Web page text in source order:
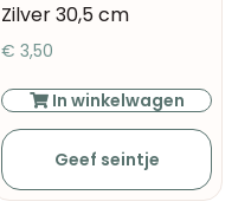
Zilver 30,5 cm
€ 3,50
In winkelwagen
Geef seintje